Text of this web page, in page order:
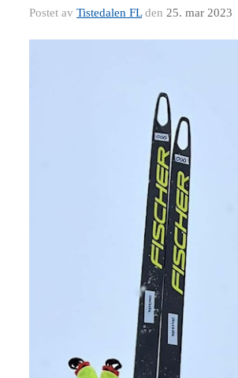
Postet av Tistedalen FLden 25. mar 2023